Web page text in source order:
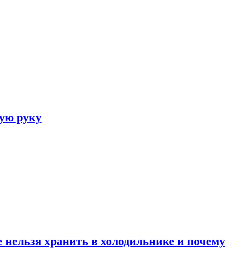
руку
хранить в холодильнике и почему